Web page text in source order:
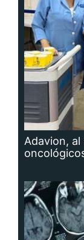
Adavion,